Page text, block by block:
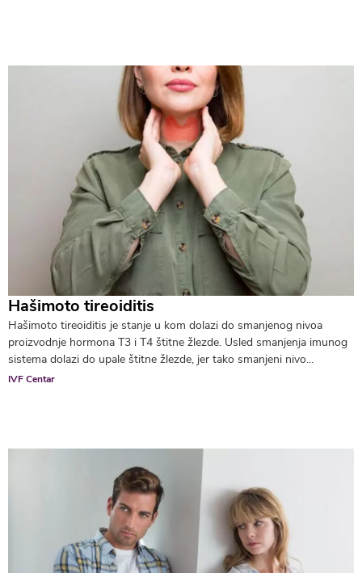
Hašimoto tireoiditis
Hašimoto tireoiditis je stanje u kom dolazi do smanjenog nivoa
proizvodnje hormona T3 i T4 štitne žlezde. Usled smanjenja imunog
sistema dolazi do upale štitne žlezde, jer tako smanjeni nivo...
IVF Centar